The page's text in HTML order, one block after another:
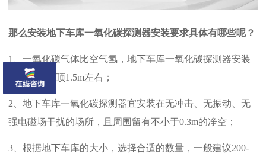
那么安装地下车库一氧化碳探测器安装要求具体有哪些呢？
1、一氧化碳气体比空气氢，地下车库一氧化碳探测器安装
高度距离楼顶1.5m左右；
2、地下车库一氧化碳探测器宜安装在无冲击、无振动、无
强电磁场干扰的场所，且周围留有不小于0.3m的净空；
3、根据地下车库的大小，选择合适的数量，一般建议200-